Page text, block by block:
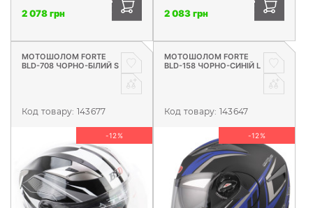
2 078 грн 2 083 грн
МОТОШОЛОМ FORTE
BLD-708 ЧОРНО-БІЛИЙ S
Код товару: 143677
-12%
МОТОШОЛОМ FORTE
BLD-158 ЧОРНО-СИНІЙ L
Код товару: 143647
-12%